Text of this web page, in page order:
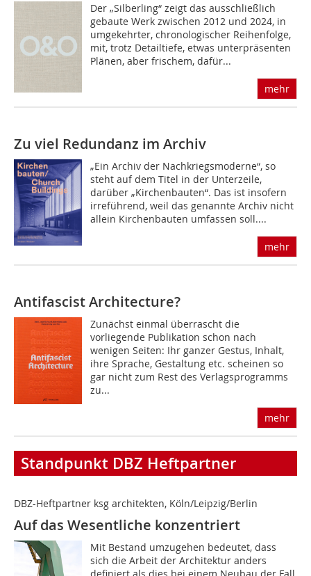
Der „Silberling“ zeigt das ausschließlich
gebaute Werk zwischen 2012 und 2024, in
umgekehrter, chronologischer Reihenfolge,
mit, trotz Detailtiefe, etwas unterpräsenten
Plänen, aber frischem, dafür...
mehr
Zu viel Redundanz im Archiv
„Ein Archiv der Nachkriegsmoderne“, so
steht auf dem Titel in der Unterzeile,
darüber „Kirchenbauten“. Das ist insofern
irreführend, weil das genannte Archiv nicht
allein Kirchenbauten umfassen soll....
mehr
Antifascist Architecture?
Zunächst einmal überrascht die
vorliegende Publikation schon nach
wenigen Seiten: Ihr ganzer Gestus, Inhalt,
ihre Sprache, Gestaltung etc. scheinen so
gar nicht zum Rest des Verlagsprogramms
zu...
mehr
Standpunkt DBZ Heftpartner
DBZ-Heftpartner ksg architekten, Köln/Leipzig/Berlin
Auf das Wesentliche konzentriert
Mit Bestand umzugehen bedeutet, dass
sich die Arbeit der Architektur anders